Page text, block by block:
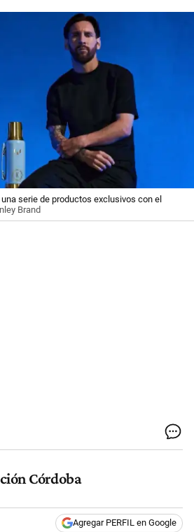
serie de productos exclusivos con el
Brand
Córdoba
Agregar PERFIL en Google